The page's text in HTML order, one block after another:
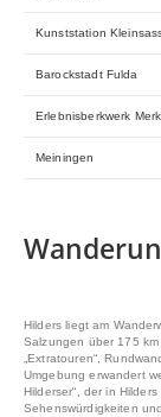
Kunststation
Barockstadt Fulda
Erlebnisberkwerk
Meiningen
Hilders liegt am
Salzungen über 175
„Extratouren“,
Umgebung erwandert
Hilderser“, der in
Sehenswürdigkeiten